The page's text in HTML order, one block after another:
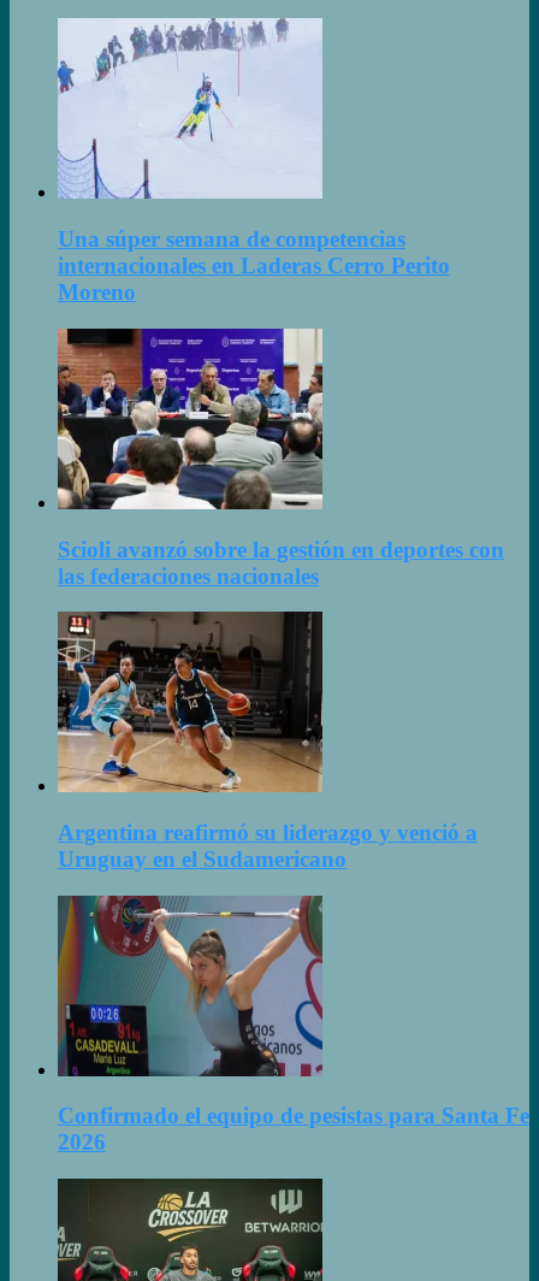
Una súper semana de competencias
internacionales en Laderas Cerro Perito
Moreno
Scioli avanzó sobre la gestión en deportes con
las federaciones nacionales
Argentina reafirmó su liderazgo y venció a
Uruguay en el Sudamericano
Confirmado el equipo de pesistas para Santa Fe
2026